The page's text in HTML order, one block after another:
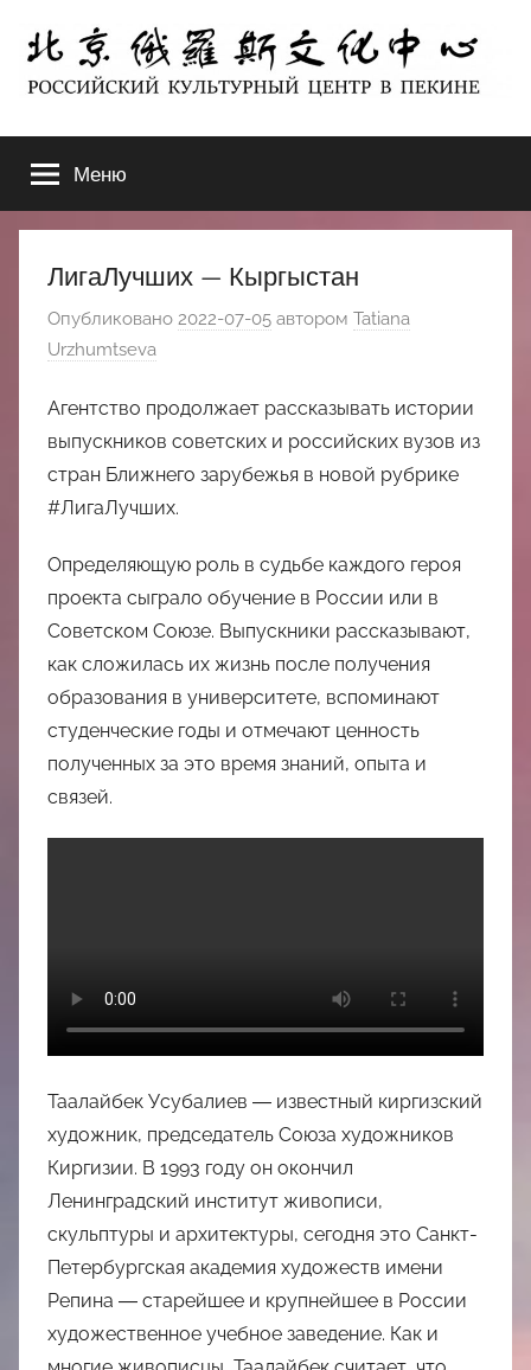
содержимому
北
京
俄
罗
斯
文
化
中
心
ЦЕНТР
В
ПЕКИНЕ
Меню
ЛигаЛучших — Кыргыстан
Опубликовано 2022-07-05 автором Tatiana
Urzhumtseva
Агентство продолжает рассказывать истории
выпускников советских и российских вузов из
стран Ближнего зарубежья в новой рубрике
#ЛигаЛучших.
Определяющую роль в судьбе каждого героя
проекта сыграло обучение в России или в
Советском Союзе. Выпускники рассказывают,
как сложилась их жизнь после получения
образования в университете, вспоминают
студенческие годы и отмечают ценность
полученных за это время знаний, опыта и
связей.
Таалайбек Усубалиев ― известный киргизский
художник, председатель Союза художников
Киргизии. В 1993 году он окончил
Ленинградский институт живописи,
скульптуры и архитектуры, сегодня это Санкт-
Петербургская академия художеств имени
Репина ― старейшее и крупнейшее в России
художественное учебное заведение. Как и